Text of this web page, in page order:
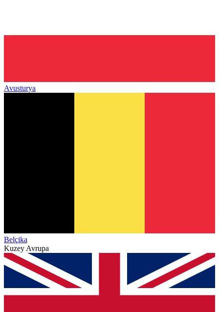
Avusturya
Belçika
Kuzey Avrupa